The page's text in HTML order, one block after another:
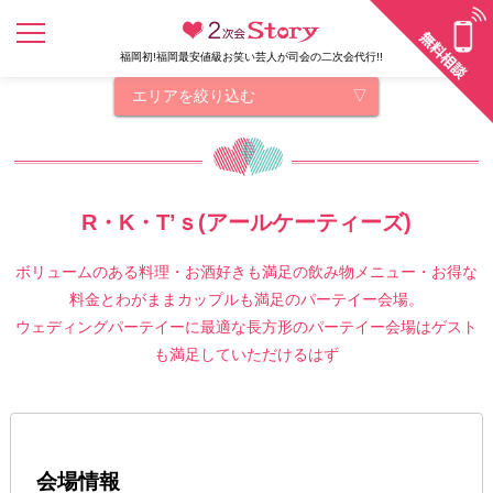
福岡初!福岡最安値級お笑い芸人が司会の二次会代行!!
エリアを絞り込む
R・K・T’ｓ(アールケーティーズ)
ボリュームのある料理・お酒好きも満足の飲み物メニュー・お得な
料金とわがままカップルも満足のパーテイー会場。
ウェディングパーテイーに最適な長方形のパーテイー会場はゲスト
も満足していただけるはず
会場情報